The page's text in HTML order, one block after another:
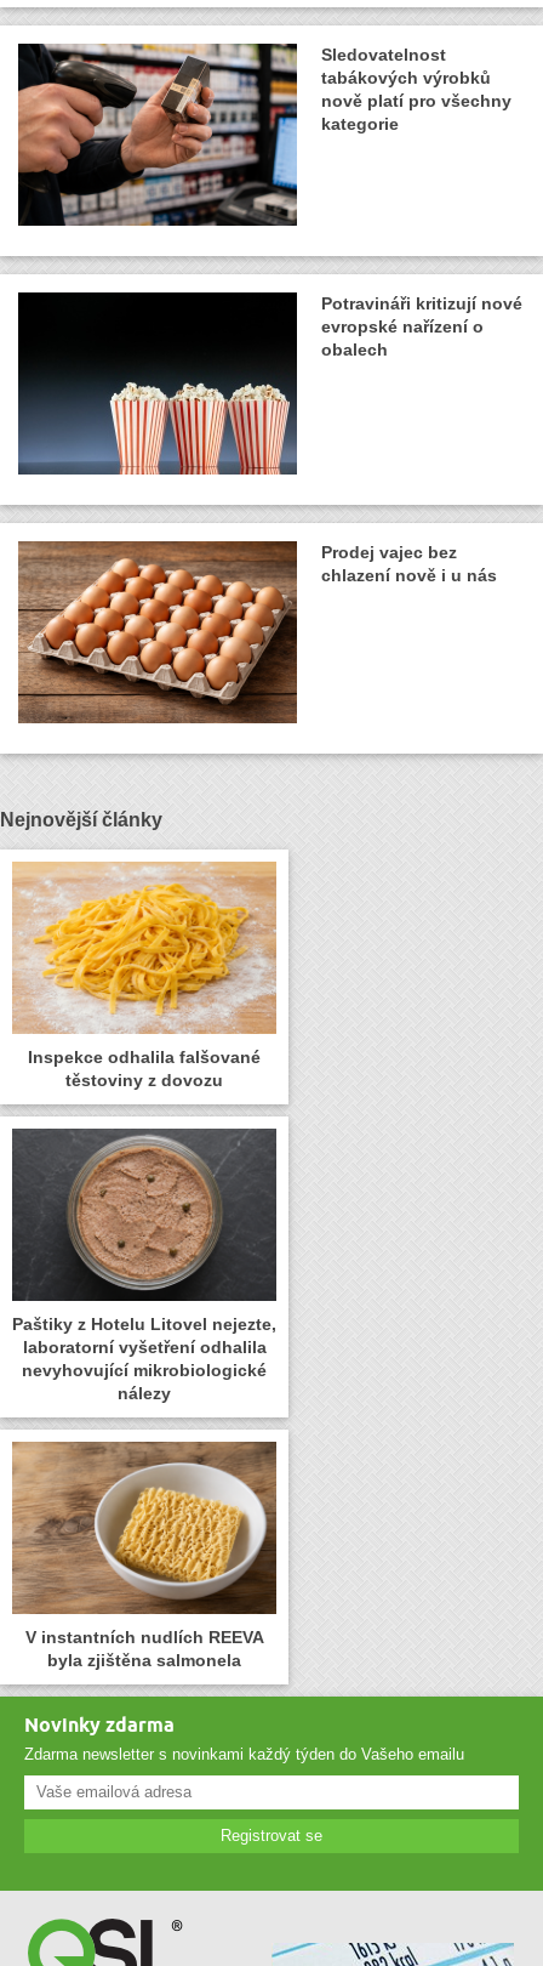
Sledovatelnost
tabákových výrobků
nově platí pro všechny
kategorie
Potravináři kritizují nové
evropské nařízení o
obalech
Prodej vajec bez
chlazení nově i u nás
Nejnovější články
Inspekce odhalila falšované
těstoviny z dovozu
Paštiky z Hotelu Litovel nejezte,
laboratorní vyšetření odhalila
nevyhovující mikrobiologické
nálezy
V instantních nudlích REEVA
byla zjištěna salmonela
Novinky zdarma
Zdarma newsletter s novinkami každý týden do Vašeho emailu
Registrovat se